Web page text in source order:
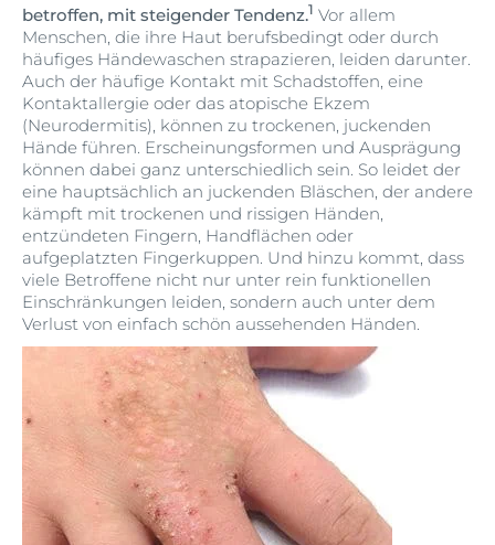
betroffen, mit steigender Tendenz.1 Vor allem
Menschen, die ihre Haut berufsbedingt oder durch
häufiges Händewaschen strapazieren, leiden darunter.
Auch der häufige Kontakt mit Schadstoffen, eine
Kontaktallergie oder das atopische Ekzem
(Neurodermitis), können zu trockenen, juckenden
Hände führen. Erscheinungsformen und Ausprägung
können dabei ganz unterschiedlich sein. So leidet der
eine hauptsächlich an juckenden Bläschen, der andere
kämpft mit trockenen und rissigen Händen,
entzündeten Fingern, Handflächen oder
aufgeplatzten Fingerkuppen. Und hinzu kommt, dass
viele Betroffene nicht nur unter rein funktionellen
Einschränkungen leiden, sondern auch unter dem
Verlust von einfach schön aussehenden Händen.